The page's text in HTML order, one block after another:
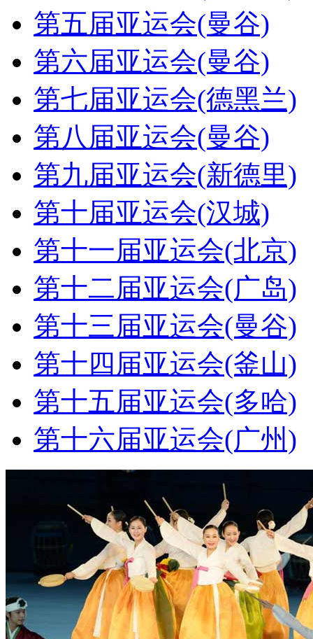
第五届亚运会(曼谷)
第六届亚运会(曼谷)
第七届亚运会(德黑兰)
第八届亚运会(曼谷)
第九届亚运会(新德里)
第十届亚运会(汉城)
第十一届亚运会(北京)
第十二届亚运会(广岛)
第十三届亚运会(曼谷)
第十四届亚运会(釜山)
第十五届亚运会(多哈)
第十六届亚运会(广州)